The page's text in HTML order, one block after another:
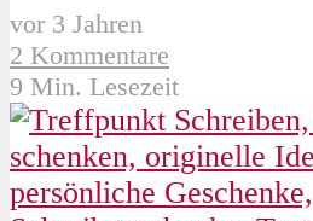
vor 3 Jahren
2 Kommentare
9 Min. Lesezeit